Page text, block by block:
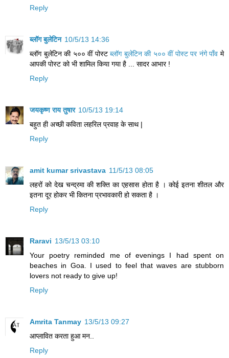
Reply
ब्लॉग बुलेटिन 10/5/13 14:36
ब्लॉग बुलेटिन की ५०० वीं पोस्टब्लॉग बुलेटिन की ५०० वीं पोस्ट पर नंगे पाँवमे
आपकी पोस्ट को भी शामिल किया गया है ... सादर आभार !
Reply
जयकृष्ण राय तुषार 10/5/13 19:14
बहुत ही अच्छी कविता लहरिल प्रवाह के साथ |
Reply
amit kumar srivastava 11/5/13 08:05
लहरों को देख चन्द्रमा की शक्ति का एहसास होता है । कोई इतना शीतल और
इतना दूर होकर भी कितना प्रभावकारी हो सकता है ।
Reply
Raravi 13/5/13 03:10
Your poetry reminded me of evenings I had spent on
beaches in Goa. I used to feel that waves are stubborn
lovers not ready to give up!
Reply
Amrita Tanmay 13/5/13 09:27
आप्लावित करता हुआ मन..
Reply